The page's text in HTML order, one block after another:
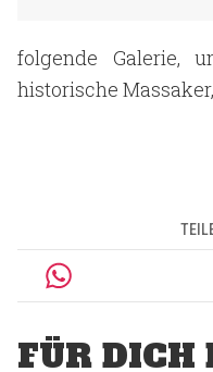
folgende Galerie,
historische
FÜR DICH